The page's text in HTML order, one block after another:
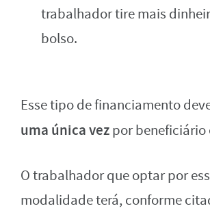
trabalhador tire mais
bolso.
Esse tipo de financiamento
uma única vezpor beneficiário
O trabalhador que optar por
modalidade terá, conforme